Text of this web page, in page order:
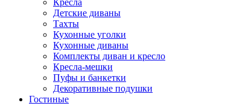
Кресла
Детские диваны
Тахты
Кухонные уголки
Кухонные диваны
Комплекты диван и кресло
Кресла-мешки
Пуфы и банкетки
Декоративные подушки
Гостиные